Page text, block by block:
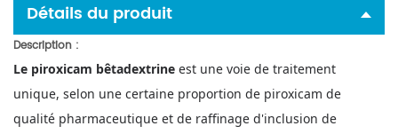
Détails du produit
Description :
Le piroxicam bêtadextrine est une voie de traitement
unique, selon une certaine proportion de piroxicam de
qualité pharmaceutique et de raffinage d'inclusion de